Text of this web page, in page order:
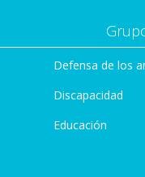
Defensa de los
Discapacidad
Educación